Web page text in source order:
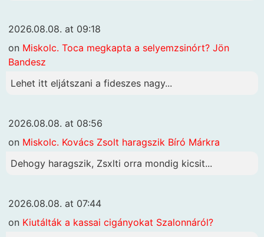
2026.08.08. at 09:18
on Miskolc. Toca megkapta a selyemzsinórt? Jön
Bandesz
Lehet itt eljátszani a fideszes nagy...
2026.08.08. at 08:56
on Miskolc. Kovács Zsolt haragszik Bíró Márkra
Dehogy haragszik, Zsxlti orra mondig kicsit...
2026.08.08. at 07:44
on Kiutálták a kassai cigányokat Szalonnáról?